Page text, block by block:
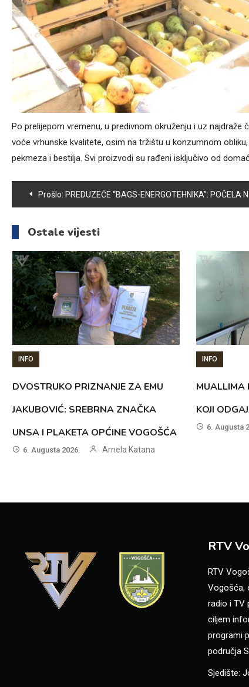
Po prelijepom vremenu, u predivnom okruženju i uz
voće vrhunske kvalitete, osim na tržištu u konzumnom
pekmeza i bestilja. Svi proizvodi su rađeni isključivo od
Navigacija
članaka
Prošlo: PREDUZEĆE “BAGS-ENERGOTEHNIKA”: POČELA NOVA SEZONA GRIJANJA
Ostale vijesti
INFO
DVOSTRUKO PRIZNANJE ZA EMU
JAKUBOVIĆ: SREBRNA ZNAČKA
UNSA I PLAKETA OPĆINE VOGOŠĆA
6. Augusta 2026. Arnela Katana
INFO
MUALLIMA
KOJI
6. Augusta
RTV
RTV
Vogošća,
radio i TV
ciljem
programi
područja
Sjedište: